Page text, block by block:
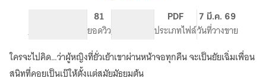
เป็น
ผัว
จำนวนหน้า (A5)
81
ยอดวิวระดับเนื้อหา
PDF
ประเภทไฟล์
7 มี.ค. 69
วันที่วางขาย
ใครจะไปคิด…ว่าผู้หญิงที่ยั่วเย้าเขาผ่านหน้าจอทุกคืน จะเป็นยัยเฉิ่มเพื่อน
สนิทที่คอยเป็นเบ๊ให้ตั้งแต่สมัยมัธยมต้น